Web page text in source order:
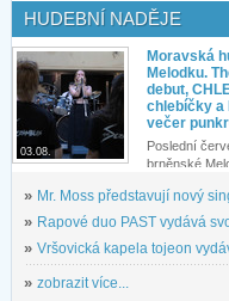
HUDEBNÍ NADĚJE
03.08.
Moravská
Melodku.
debut,
chlebíčky a
večer
Poslední
brněnské
» Mr. Moss představují nový
» Rapové duo PAST vydává
» Vršovická kapela tojeon
» zobrazit více...